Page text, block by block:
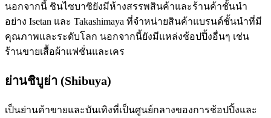
นอกจากนี้ ชินไซบาซิยังมีห้างสรรพสินค้าและร้านค้าชั้นนำ
อย่าง Isetan และ Takashimaya ที่จำหน่ายสินค้าแบรนด์ชั้นนำที่มี
คุณภาพและระดับโลก นอกจากนี้ยังมีแหล่งช้อปปิ้งอื่นๆ เช่น
ร้านขายเสื้อผ้าแฟชั่นและเคร
ย่านชิบูย่า (Shibuya)
เป็นย่านค้าขายและบันเทิงที่เป็นศูนย์กลางของการช้อปปิ้งและ